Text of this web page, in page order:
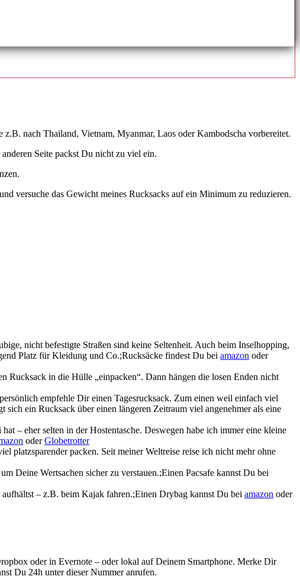
nach Thailand, Vietnam, Myanmar, Laos oder Kambodscha vorbereitet.
Seite packst Du nicht zu viel ein.
versuche das Gewicht meines Rucksacks auf ein Minimum zu reduzieren.
nicht befestigte Straßen sind keine Seltenheit. Auch beim Inselhopping,
Platz für Kleidung und Co.;Rucksäcke findest Du bei amazon oder
Rucksack in die Hülle „einpacken“. Dann hängen die losen Enden nicht
empfehle Dir einen Tagesrucksack. Zum einen weil einfach viel
ein Rucksack über einen längeren Zeitraum viel angenehmer als eine
– eher selten in der Hostentasche. Deswegen habe ich immer eine kleine
oderGlobetrotter
platzsparender packen. Seit meiner Weltreise reise ich nicht mehr ohne
Deine Wertsachen sicher zu verstauen.;Einen Pacsafe kannst Du bei
– z.B. beim Kajak fahren.;Einen Drybag kannst Du bei amazon oder
oder in Evernote – oder lokal auf Deinem Smartphone. Merke Dir
Du 24h unter dieser Nummer anrufen.